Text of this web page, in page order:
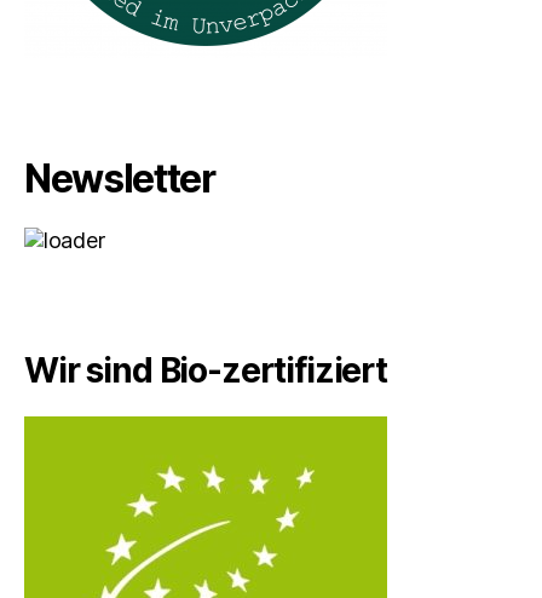
Newsletter
Wir sind Bio-zertifiziert